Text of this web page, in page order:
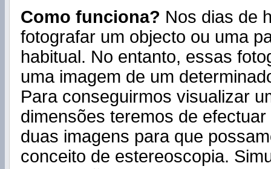
Como funciona? Nos dias de
fotografar um objecto ou uma
habitual. No entanto, essas
uma imagem de um
Para conseguirmos visualizar
dimensões teremos de
duas imagens para que
conceito de estereoscopia.